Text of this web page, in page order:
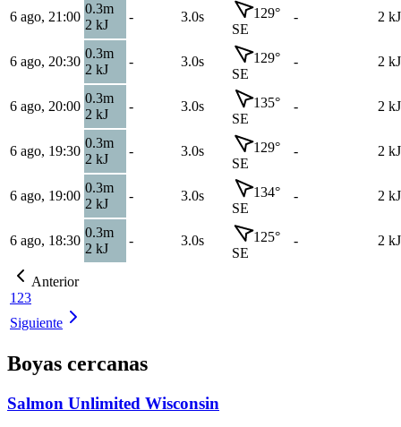
6 ago, 21:00
0.3m
2 kJ
- 3.0s 129°
SE
- 2 kJ
6 ago, 20:30
0.3m
2 kJ
- 3.0s 129°
SE
- 2 kJ
6 ago, 20:00
0.3m
2 kJ
- 3.0s 135°
SE
- 2 kJ
6 ago, 19:30
0.3m
2 kJ
- 3.0s 129°
SE
- 2 kJ
6 ago, 19:00
0.3m
2 kJ
- 3.0s 134°
SE
- 2 kJ
6 ago, 18:30
0.3m
2 kJ
- 3.0s 125°
SE
- 2 kJ
Anterior
1 23
Siguiente
Boyas cercanas
Salmon Unlimited Wisconsin